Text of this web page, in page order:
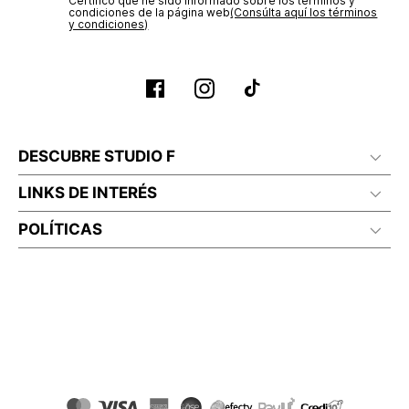
condiciones de la página web‎(Consúlta aquí los términos
y condiciones)
DESCUBRE STUDIO F
LINKS DE INTERÉS
POLÍTICAS